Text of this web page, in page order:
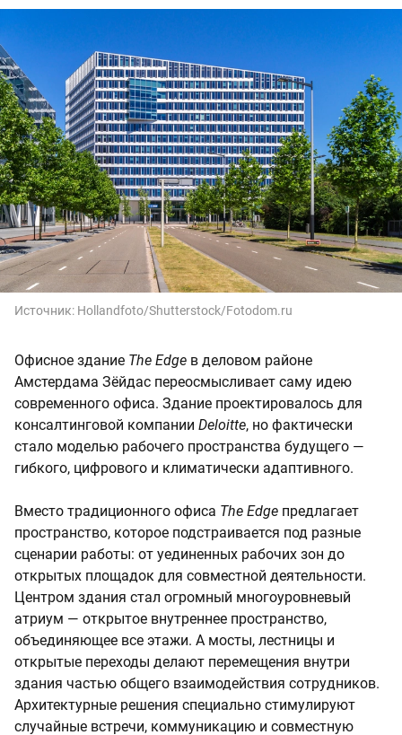
Источник: Hollandfoto/Shutterstock/Fotodom.ru
Офисное здание The Edge в деловом районе
Амстердама Зёйдас переосмысливает саму идею
современного офиса. Здание проектировалось для
консалтинговой компании Deloitte, но фактически
стало моделью рабочего пространства будущего —
гибкого, цифрового и климатически адаптивного.
Вместо традиционного офиса The Edge предлагает
пространство, которое подстраивается под разные
сценарии работы: от уединенных рабочих зон до
открытых площадок для совместной деятельности.
Центром здания стал огромный многоуровневый
атриум — открытое внутреннее пространство,
объединяющее все этажи. А мосты, лестницы и
открытые переходы делают перемещения внутри
здания частью общего взаимодействия сотрудников.
Архитектурные решения специально стимулируют
случайные встречи, коммуникацию и совместную